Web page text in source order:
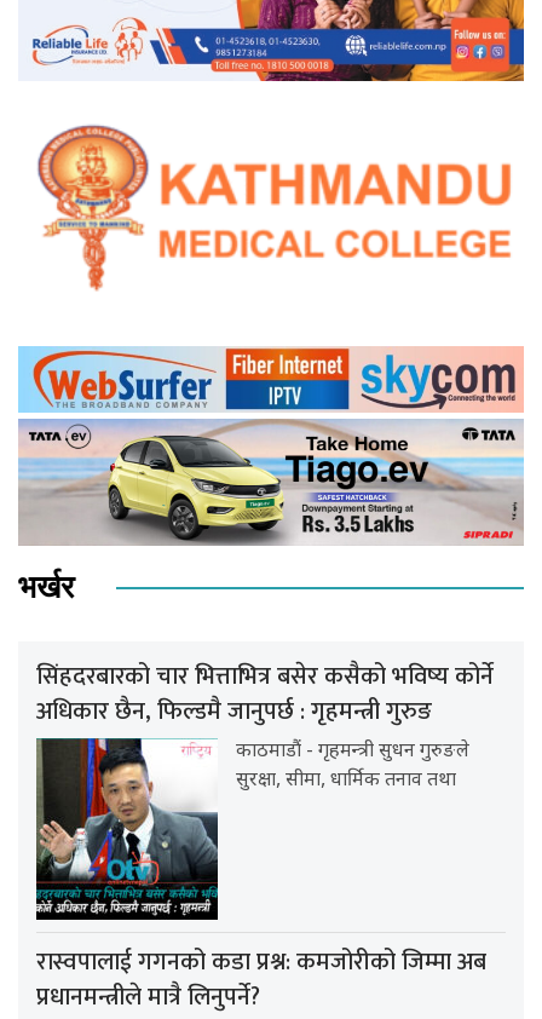
भर्खर
सिंहदरबारको चार भित्ताभित्र बसेर कसैको भविष्य कोर्ने
अधिकार छैन, फिल्डमै जानुपर्छ : गृहमन्त्री गुरुङ
काठमाडौं - गृहमन्त्री सुधन गुरुङले
सुरक्षा, सीमा, धार्मिक तनाव तथा
रास्वपालाई गगनको कडा प्रश्न: कमजोरीको जिम्मा अब
प्रधानमन्त्रीले मात्रै लिनुपर्ने?